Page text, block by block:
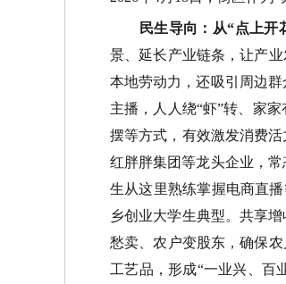
民生导向：从“点上开
景、延长产业链条，让产业
本地劳动力，还吸引周边
主播，人人绕“虾”转、家家
摆等方式，有效激发消费
红胖胖集团等龙头企业，
生从这里熟练掌握电商直
乡创业大学生典型。 共享增
愁卖、农户变股东，确保
工艺品，形成“一业兴、百